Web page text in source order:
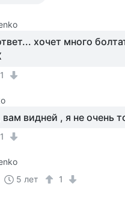
хочет много
1
видней , я не очень
1
5 лет 1